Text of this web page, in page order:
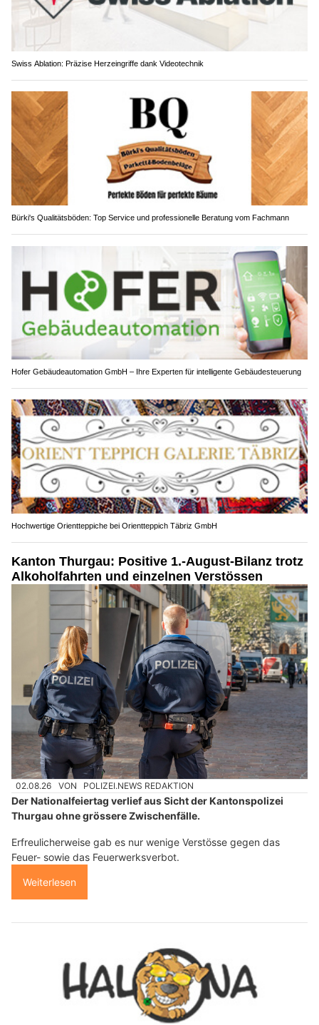
Swiss Ablation: Präzise Herzeingriffe dank Videotechnik
Bürki's Qualitätsböden: Top Service und professionelle Beratung vom Fachmann
Hofer Gebäudeautomation GmbH – Ihre Experten für intelligente Gebäudesteuerung
Hochwertige Orientteppiche bei Orientteppich Täbriz GmbH
Kanton Thurgau: Positive 1.-August-Bilanz trotz
Alkoholfahrten und einzelnen Verstössen
02.08.26 VON POLIZEI.NEWS REDAKTION
Der Nationalfeiertag verlief aus Sicht der Kantonspolizei
Thurgau ohne grössere Zwischenfälle.
Erfreulicherweise gab es nur wenige Verstösse gegen das
Feuer- sowie das Feuerwerksverbot.
Weiterlesen